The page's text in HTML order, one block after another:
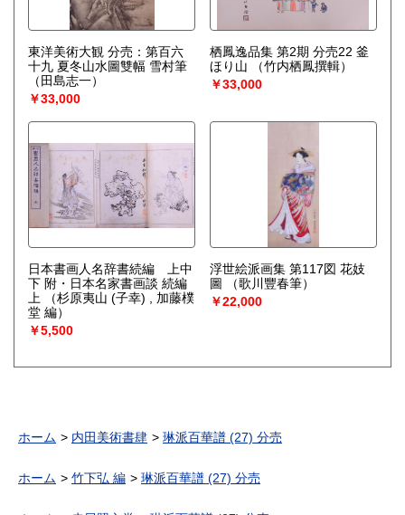
東洋美術大観 分売：第百六
十九 夏冬山水圖雙幅 雪村筆
（田島志一）
￥33,000
栖鳳逸品集 第2期 分売22 釜
ほり山
（竹内栖鳳撰輯）
￥33,000
日本書画人名辞書続編 上中
下 附・日本名家書画談 続編
上
（杉原夷山 (子幸) , 加藤樸
堂 編）
￥5,500
浮世絵派画集 第117図 花妓
圖
（歌川豐春筆）
￥22,000
ホーム 内田美術書肆 琳派百華譜 (27) 分売
ホーム 竹下弘 編 琳派百華譜 (27) 分売